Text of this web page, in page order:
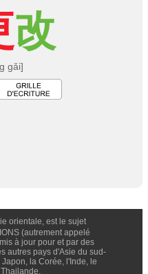
改
gǎi]
orientale, est le sujet
(autrement appelé
à jour pour et par des
autres pays d'Asie du sud-
la Corée, l'Inde, le